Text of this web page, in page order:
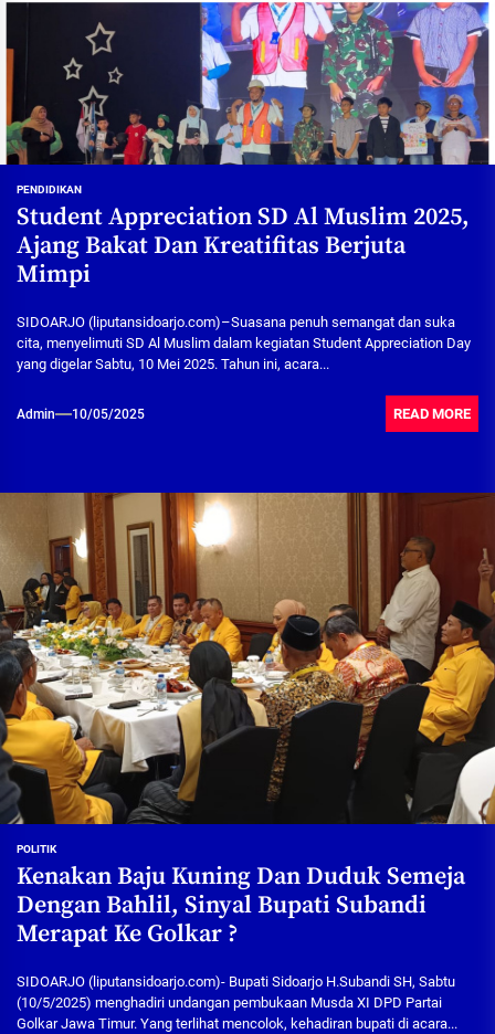
PENDIDIKAN
Student Appreciation SD Al Muslim 2025,
Ajang Bakat Dan Kreatifitas Berjuta
Mimpi
SIDOARJO (liputansidoarjo.com)–Suasana penuh semangat dan suka
cita, menyelimuti SD Al Muslim dalam kegiatan Student Appreciation Day
yang digelar Sabtu, 10 Mei 2025. Tahun ini, acara...
Admin 10/05/2025 READ MORE
POLITIK
Kenakan Baju Kuning Dan Duduk Semeja
Dengan Bahlil, Sinyal Bupati Subandi
Merapat Ke Golkar ?
SIDOARJO (liputansidoarjo.com)- Bupati Sidoarjo H.Subandi SH, Sabtu
(10/5/2025) menghadiri undangan pembukaan Musda XI DPD Partai
Golkar Jawa Timur. Yang terlihat mencolok, kehadiran bupati di acara...